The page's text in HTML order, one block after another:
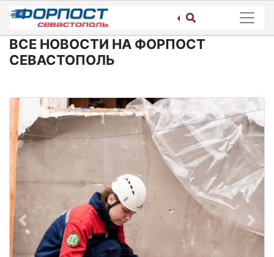
Skip
content
ВСЕ НОВОСТИ НА ФОРПОСТ
СЕВАСТОПОЛЬ
Previous Next